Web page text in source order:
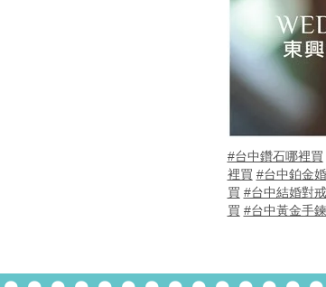
#台中鑽石哪裡買
裡買 #台中鉑金
買 #台中結婚對
買 #台中黃金手鍊